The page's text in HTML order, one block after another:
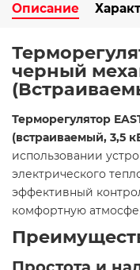
Описание
черный
Терморегулятор
(встраиваемый, 3,5
использовании
электрического
эффективный
комфортную